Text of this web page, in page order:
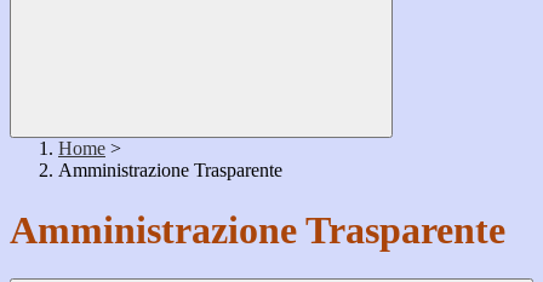
Home >
Amministrazione Trasparente
Amministrazione Trasparente